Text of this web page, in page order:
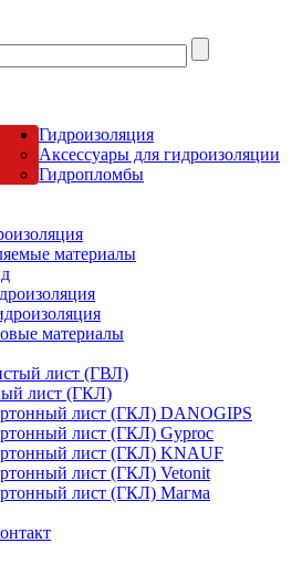
Гидроизоляция
Аксессуары для гидроизоляции
Гидропломбы
материалы
материалы
лист (ГВЛ)
лист (ГКЛ)
лист (ГКЛ) DANOGIPS
лист (ГКЛ) Gyproc
лист (ГКЛ) KNAUF
лист (ГКЛ) Vetonit
лист (ГКЛ) Магма